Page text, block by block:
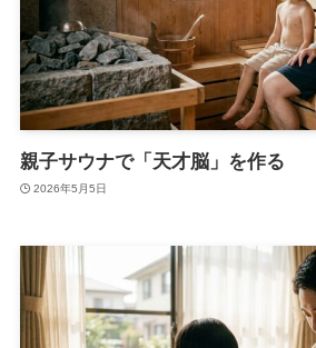
親子サウナで「天才脳」を作る
2026年5月5日